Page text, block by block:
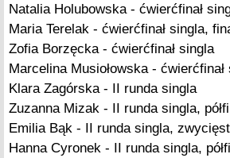
Natalia Holubowska - ćwierćfinał
Maria Terelak - ćwierćfinał singla,
Zofia Borzęcka - ćwierćfinał singla
Marcelina Musiołowska -
Klara Zagórska - II runda singla
Zuzanna Mizak - II runda singla,
Emilia Bąk - II runda singla,
Hanna Cyronek - II runda singla,